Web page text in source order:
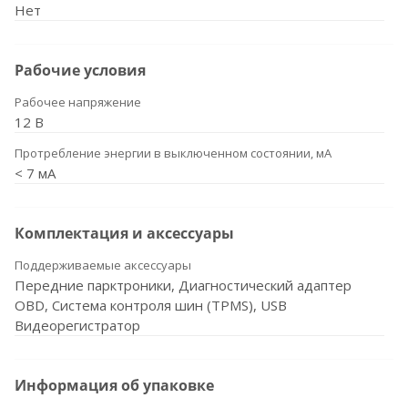
Нет
Рабочие условия
Рабочее напряжение
12 В
Протребление энергии в выключенном состоянии, мА
< 7 мА
Комплектация и аксессуары
Поддерживаемые аксессуары
Передние парктроники, Диагностический адаптер
OBD, Система контроля шин (TPMS), USB
Видеорегистратор
Информация об упаковке